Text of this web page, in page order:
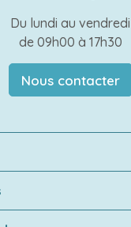
Du lundi au vendredi
de 09h00 à 17h30
Nous contacter